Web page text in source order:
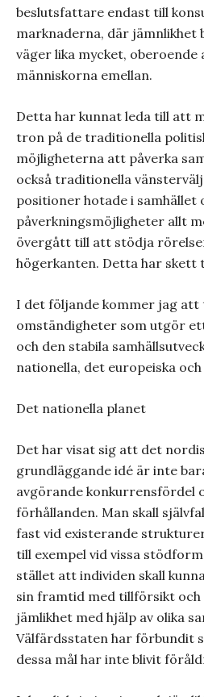
beslutsfattare endast till
marknaderna, där jämnlikhet
väger lika mycket, oberoende
människorna emellan.
Detta har kunnat leda till att
tron på de traditionella
möjligheterna att påverka
också traditionella
positioner hotade i samhället
påverkningsmöjligheter allt
övergått till att stödja
högerkanten. Detta har skett
I det följande kommer jag att
omständigheter som utgör
och den stabila
nationella, det europeiska
Det nationella planet
Det har visat sig att det
grundläggande idé är inte
avgörande konkurrensfördel
förhållanden. Man skall
fast vid existerande
till exempel vid vissa
stället att individen skall
sin framtid med tillförsikt
jämlikhet med hjälp av olika
Välfärdsstaten har förbundit
dessa mål har inte blivit